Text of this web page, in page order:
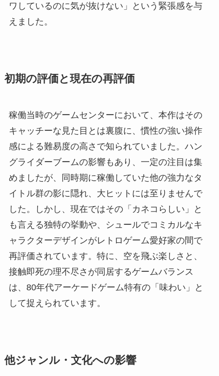
ワしているのに気が抜けない」という緊張感を与
えました。
初期の評価と現在の再評価
稼働当時のゲームセンターにおいて、本作はその
キャッチーな見た目とは裏腹に、慣性の強い操作
感による難易度の高さで知られていました。ハン
グライダーブームの影響もあり、一定の注目は集
めましたが、同時期に稼働していた他の強力なタ
イトル群の影に隠れ、大ヒットには至りませんで
した。しかし、現在ではその「カネコらしい」と
も言える独特の挙動や、シュールでコミカルなキ
ャラクターデザインがレトロゲーム愛好家の間で
再評価されています。特に、空を飛ぶ楽しさと、
接触即死の理不尽さが同居するゲームバランス
は、80年代アーケードゲーム特有の「味わい」と
して捉えられています。
他ジャンル・文化への影響